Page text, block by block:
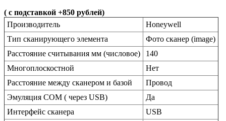
( с подставкой +850 рублей)
Производитель
Honeywell
Тип сканирующего элемента
Фото сканер (image)
Расстояние считывания мм (числовое)
140
Многоплоскостной
Нет
Расстояние между сканером и базой
Провод
Эмуляция COM ( через USB)
Да
Интерфейс сканера
USB